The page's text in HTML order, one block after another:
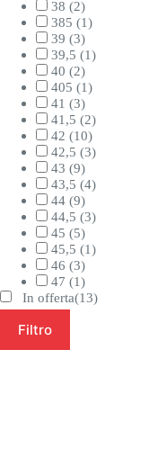
38 (2)
385 (1)
39 (3)
39,5 (1)
40 (2)
405 (1)
41 (3)
41,5 (2)
42 (10)
42,5 (3)
43 (9)
43,5 (4)
44 (9)
44,5 (3)
45 (5)
45,5 (1)
46 (3)
47 (1)
In offerta(13)
Filtro